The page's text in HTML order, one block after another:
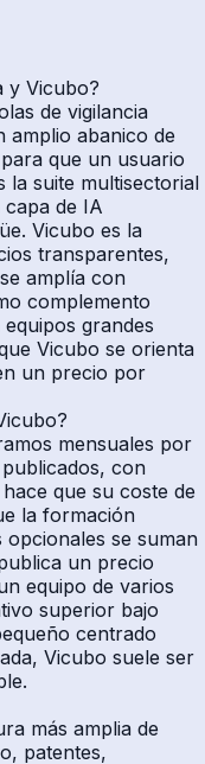
y Vicubo?
de vigilancia
amplio abanico de
que un usuario
la suite multisectorial
de IA
Vicubo es la
transparentes,
amplía con
complemento
grandes
Vicubo se orienta
un precio por
mensuales por
con
que su coste de
la formación
se suman
un precio
equipo de varios
superior bajo
centrado
Vicubo suele ser
más amplia de
patentes,